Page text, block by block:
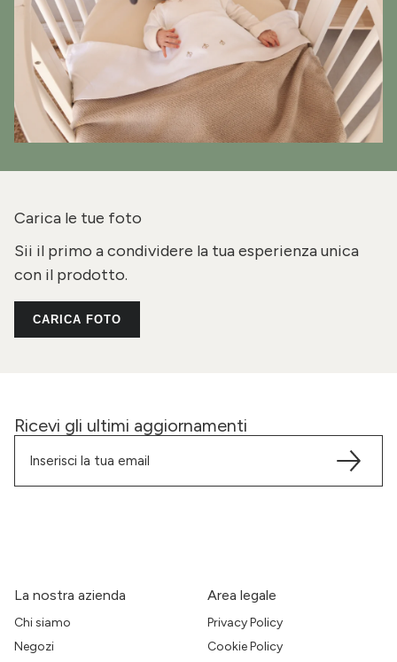
Carica le tue foto
Sii il primo a condividere la tua esperienza unica
con il prodotto.
CARICA FOTO
Ricevi gli ultimi aggiornamenti
La nostra azienda
Chi siamo
Negozi
Area legale
Privacy Policy
Cookie Policy